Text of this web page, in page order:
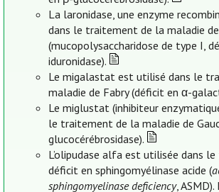
La laronidase, une enzyme
dans le traitement de la maladie
(mucopolysaccharidose de type I,
iduronidase).
Le migalastat est utilisé dans le
maladie de Fabry (déficit en α-
Le miglustat (inhibiteur
le traitement de la maladie de
glucocérébrosidase).
L’olipudase alfa est utilisée dans
déficit en sphingomyélinase acide (
sphingomyelinase deficiency,